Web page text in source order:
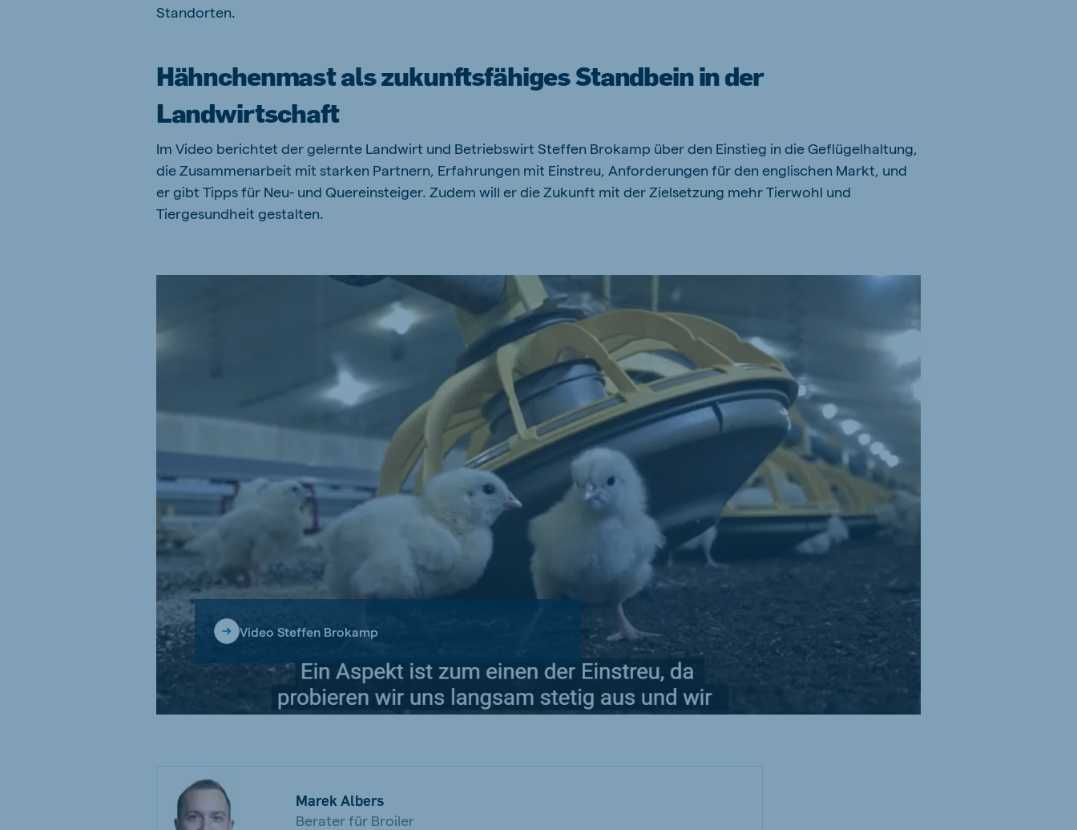
Standorten.
Hähnchenmast als zukunftsfähiges Standbein in der
Landwirtschaft
Im Video berichtet der gelernte Landwirt und Betriebswirt Steffen Brokamp über den Einstieg in die Geflügelhaltung,
die Zusammenarbeit mit starken Partnern, Erfahrungen mit Einstreu, Anforderungen für den englischen Markt, und
er gibt Tipps für Neu- und Quereinsteiger. Zudem will er die Zukunft mit der Zielsetzung mehr Tierwohl und
Tiergesundheit gestalten.
Video Steffen Brokamp
Marek Albers
Berater für Broiler